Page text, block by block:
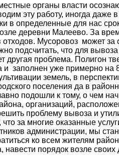
органы власти
эту работу, иногда
в определенные для нас
деревни Малеево. За
Мусоровоз может
подсчитать, что для
другая проблема. Полигон
и заполнен уже примерно
земель, в
поселения да в
подошли к тому, о чем
организаций,
проблему вывоза и
что за многие оказанные
администрации, мы
ко всем жителям
навести порядок возле